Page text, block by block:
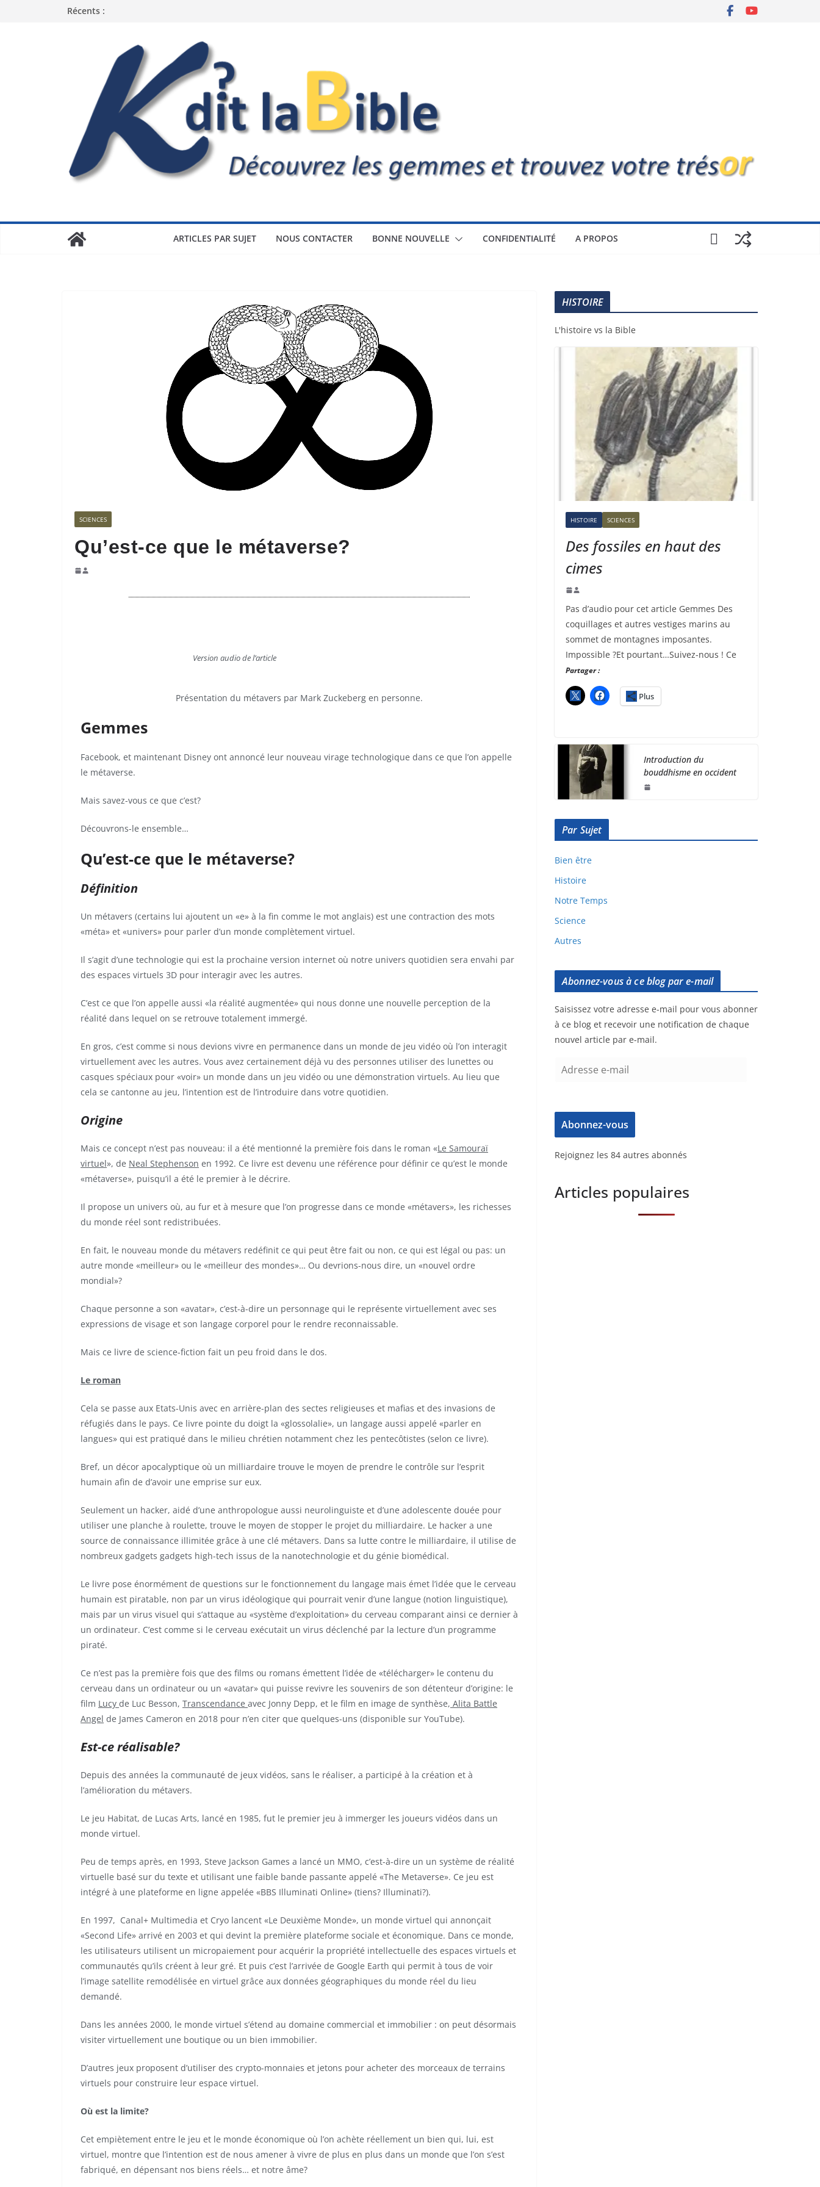
Récents :
ARTICLES PAR SUJET NOUS CONTACTER BONNE NOUVELLE CONFIDENTIALITÉ A PROPOS
SCIENCES
Qu’est-ce que le métaverse?
Version audio de l’article
Présentation du métavers par Mark Zuckeberg en personne.
Gemmes
Facebook, et maintenant Disney ont annoncé leur nouveau virage technologique dans ce que l’on appelle
le métaverse.
Mais savez-vous ce que c’est?
Découvrons-le ensemble…
Qu’est-ce que le métaverse?
Définition
Un métavers (certains lui ajoutent un «e» à la fin comme le mot anglais) est une contraction des mots
«méta» et «univers» pour parler d’un monde complètement virtuel.
Il s’agit d’une technologie qui est la prochaine version internet où notre univers quotidien sera envahi par
des espaces virtuels 3D pour interagir avec les autres.
C’est ce que l’on appelle aussi «la réalité augmentée» qui nous donne une nouvelle perception de la
réalité dans lequel on se retrouve totalement immergé.
En gros, c’est comme si nous devions vivre en permanence dans un monde de jeu vidéo où l’on interagit
virtuellement avec les autres. Vous avez certainement déjà vu des personnes utiliser des lunettes ou
casques spéciaux pour «voir» un monde dans un jeu vidéo ou une démonstration virtuels. Au lieu que
cela se cantonne au jeu, l’intention est de l’introduire dans votre quotidien.
Origine
Mais ce concept n’est pas nouveau: il a été mentionné la première fois dans le roman «Le Samouraï
virtuel», de Neal Stephenson en 1992. Ce livre est devenu une référence pour définir ce qu’est le monde
«métaverse», puisqu’il a été le premier à le décrire.
Il propose un univers où, au fur et à mesure que l’on progresse dans ce monde «métavers», les richesses
du monde réel sont redistribuées.
En fait, le nouveau monde du métavers redéfinit ce qui peut être fait ou non, ce qui est légal ou pas: un
autre monde «meilleur» ou le «meilleur des mondes»… Ou devrions-nous dire, un «nouvel ordre
mondial»?
Chaque personne a son «avatar», c’est-à-dire un personnage qui le représente virtuellement avec ses
expressions de visage et son langage corporel pour le rendre reconnaissable.
Mais ce livre de science-fiction fait un peu froid dans le dos.
Le roman
Cela se passe aux Etats-Unis avec en arrière-plan des sectes religieuses et mafias et des invasions de
réfugiés dans le pays. Ce livre pointe du doigt la «glossolalie», un langage aussi appelé «parler en
langues» qui est pratiqué dans le milieu chrétien notamment chez les pentecôtistes (selon ce livre).
Bref, un décor apocalyptique où un milliardaire trouve le moyen de prendre le contrôle sur l’esprit
humain afin de d’avoir une emprise sur eux.
Seulement un hacker, aidé d’une anthropologue aussi neurolinguiste et d’une adolescente douée pour
utiliser une planche à roulette, trouve le moyen de stopper le projet du milliardaire. Le hacker a une
source de connaissance illimitée grâce à une clé métavers. Dans sa lutte contre le milliardaire, il utilise de
nombreux gadgets gadgets high-tech issus de la nanotechnologie et du génie biomédical.
Le livre pose énormément de questions sur le fonctionnement du langage mais émet l’idée que le cerveau
humain est piratable, non par un virus idéologique qui pourrait venir d’une langue (notion linguistique),
mais par un virus visuel qui s’attaque au «système d’exploitation» du cerveau comparant ainsi ce dernier à
un ordinateur. C’est comme si le cerveau exécutait un virus déclenché par la lecture d’un programme
piraté.
Ce n’est pas la première fois que des films ou romans émettent l’idée de «télécharger» le contenu du
cerveau dans un ordinateur ou un «avatar» qui puisse revivre les souvenirs de son détenteur d’origine: le
film Lucy de Luc Besson, Transcendance avec Jonny Depp, et le film en image de synthèse, Alita Battle
Angel de James Cameron en 2018 pour n’en citer que quelques-uns (disponible sur YouTube).
Est-ce réalisable?
Depuis des années la communauté de jeux vidéos, sans le réaliser, a participé à la création et à
l’amélioration du métavers.
Le jeu Habitat, de Lucas Arts, lancé en 1985, fut le premier jeu à immerger les joueurs vidéos dans un
monde virtuel.
Peu de temps après, en 1993, Steve Jackson Games a lancé un MMO, c’est-à-dire un un système de réalité
virtuelle basé sur du texte et utilisant une faible bande passante appelé «The Metaverse». Ce jeu est
intégré à une plateforme en ligne appelée «BBS Illuminati Online» (tiens? Illuminati?).
En 1997, Canal+ Multimedia et Cryo lancent «Le Deuxième Monde», un monde virtuel qui annonçait
«Second Life» arrivé en 2003 et qui devint la première plateforme sociale et économique. Dans ce monde,
les utilisateurs utilisent un micropaiement pour acquérir la propriété intellectuelle des espaces virtuels et
communautés qu’ils créent à leur gré. Et puis c’est l’arrivée de Google Earth qui permit à tous de voir
l’image satellite remodélisée en virtuel grâce aux données géographiques du monde réel du lieu
demandé.
Dans les années 2000, le monde virtuel s’étend au domaine commercial et immobilier : on peut désormais
visiter virtuellement une boutique ou un bien immobilier.
D’autres jeux proposent d’utiliser des crypto-monnaies et jetons pour acheter des morceaux de terrains
virtuels pour construire leur espace virtuel.
Où est la limite?
Cet empiètement entre le jeu et le monde économique où l’on achète réellement un bien qui, lui, est
virtuel, montre que l’intention est de nous amener à vivre de plus en plus dans un monde que l’on s’est
fabriqué, en dépensant nos biens réels… et notre âme?
HISTOIRE
L'histoire vs la Bible
HISTOIRE SCIENCES
Des fossiles en haut des
cimes
Pas d’audio pour cet article Gemmes Des
coquillages et autres vestiges marins au
sommet de montagnes imposantes.
Impossible ?Et pourtant…Suivez-nous ! Ce
Partager :
Plus
Introduction du
bouddhisme en occident
Par Sujet
Bien être
Histoire
Notre Temps
Science
Autres
Abonnez-vous à ce blog par e-mail
Saisissez votre adresse e-mail pour vous abonner
à ce blog et recevoir une notification de chaque
nouvel article par e-mail.
Abonnez-vous
Rejoignez les 84 autres abonnés
Articles populaires